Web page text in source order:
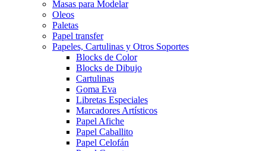
Masas para Modelar
Oleos
Paletas
Papel transfer
Papeles, Cartulinas y Otros Soportes
Blocks de Color
Blocks de Dibujo
Cartulinas
Goma Eva
Libretas Especiales
Marcadores Artísticos
Papel Afiche
Papel Caballito
Papel Celofán